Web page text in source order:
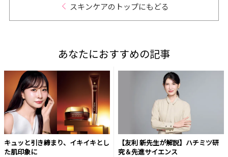
スキンケアのトップにもどる
あなたにおすすめの記事
キュッと引き締まり、イキイキとし
た肌印象に
【友利 新先生が解説】ハチミツ研
究＆先進サイエンス